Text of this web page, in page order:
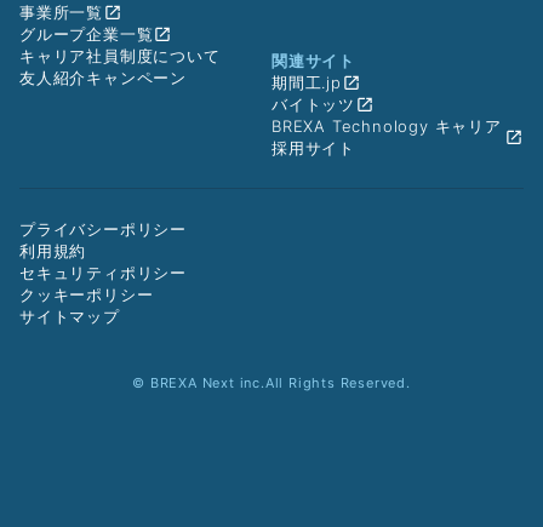
事業所一覧
グループ企業一覧
キャリア社員制度について
友人紹介キャンペーン
関連サイト
期間工.jp
バイトッツ
BREXA Technology キャリア
採用サイト
プライバシーポリシー
利用規約
セキュリティポリシー
クッキーポリシー
サイトマップ
© BREXA Next inc.All Rights Reserved.